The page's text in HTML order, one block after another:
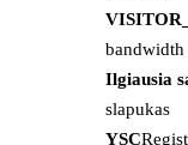
bandwidth
Ilgiausia
slapukas
YSC